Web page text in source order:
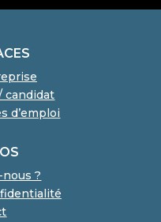
candidat
d’emploi
?